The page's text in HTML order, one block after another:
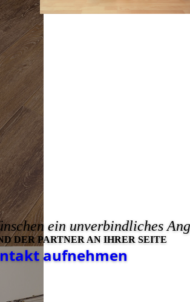
ein unverbindliches
DER PARTNER AN IHRER SEITE
aufnehmen